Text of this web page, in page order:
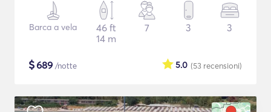
Barca a vela
46 ft
14 m
7 3 3
$689 /notte (53 recensioni)
5.0